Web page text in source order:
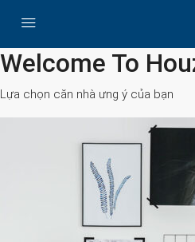
Welcome To
Lựa chọn căn nhà ưng ý của bạn